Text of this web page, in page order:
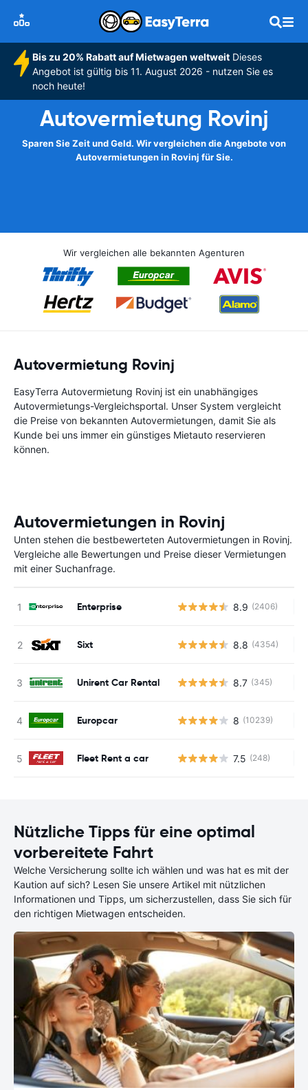
Bis zu 20% Rabatt auf Mietwagen weltweitDieses
Angebot ist gültig bis 11. August 2026 - nutzen Sie es
noch heute!
Autovermietung Rovinj
Sparen Sie Zeit und Geld. Wir vergleichen die Angebote von
Autovermietungen in Rovinj für Sie.
Wir vergleichen alle bekannten Agenturen
Autovermietung Rovinj
EasyTerra Autovermietung Rovinj ist ein unabhängiges
Autovermietungs-Vergleichsportal. Unser System vergleicht
die Preise von bekannten Autovermietungen, damit Sie als
Kunde bei uns immer ein günstiges Mietauto reservieren
können.
Autovermietungen in Rovinj
Unten stehen die bestbewerteten Autovermietungen in Rovinj.
Vergleiche alle Bewertungen und Preise dieser Vermietungen
mit einer Suchanfrage.
Enterprise 8.9 (2406)
Sixt 8.8 (4354)
Unirent Car Rental 8.7 (345)
Europcar 8 (10239)
Fleet Rent a car 7.5 (248)
Nützliche Tipps für eine optimal
vorbereitete Fahrt
Welche Versicherung sollte ich wählen und was hat es mit der
Kaution auf sich? Lesen Sie unsere Artikel mit nützlichen
Informationen und Tipps, um sicherzustellen, dass Sie sich für
den richtigen Mietwagen entscheiden.